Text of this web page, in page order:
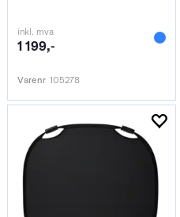
inkl. mva
1 199,-
Varenr 105278